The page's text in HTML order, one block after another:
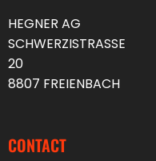
HEGNER AG
SCHWERZISTRASSE
20
8807 FREIENBACH
CONTACT